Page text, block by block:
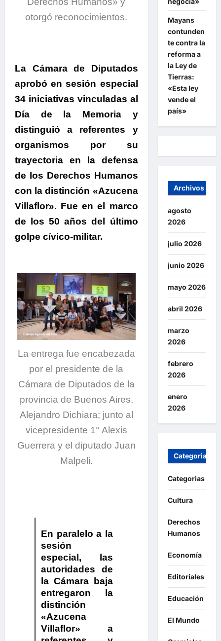
otorgó reconocimientos.
La Cámara de Diputados
aprobó en sesión especial
34 iniciativas vinculadas al
Día de la Memoria y
distinguió a referentes y
organismos por su
trayectoria en la defensa
de los Derechos Humanos
con la distinción «Azucena
Villaflor». Fue en el marco
de los 50 años del último
golpe cívico-militar.
La entrega fue encabezada
por el presidente de la
Cámara de Diputados de la
provincia de Buenos Aires,
Alejandro Dichiara; junto al
vicepresidente 1° Alexis
Guerrera y el diputado Juan
Malpeli.
En paralelo a la
sesión
especial, las
autoridades de
la Cámara baja
entregaron la
distinción
«Azucena
Villaflor» a
Mayans
contunden
te contra la
reforma a
la Ley de
Tierras:
«Esta ley
vende el
país»
Archivos
agosto
2026
julio 2026
junio 2026
mayo 2026
abril 2026
marzo
2026
febrero
2026
enero
2026
Categorias
Categorias
Cultura
Derechos
Humanos
Economía
Editoriales
Educación
El Mundo